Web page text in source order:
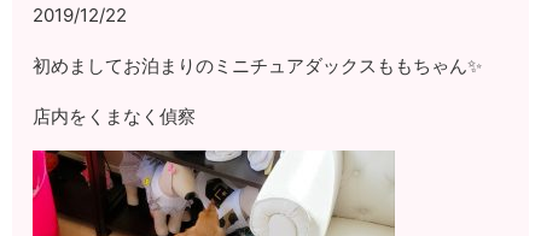
2019/12/22
初めましてお泊まりのミニチュアダックスももちゃん✨
店内をくまなく偵察